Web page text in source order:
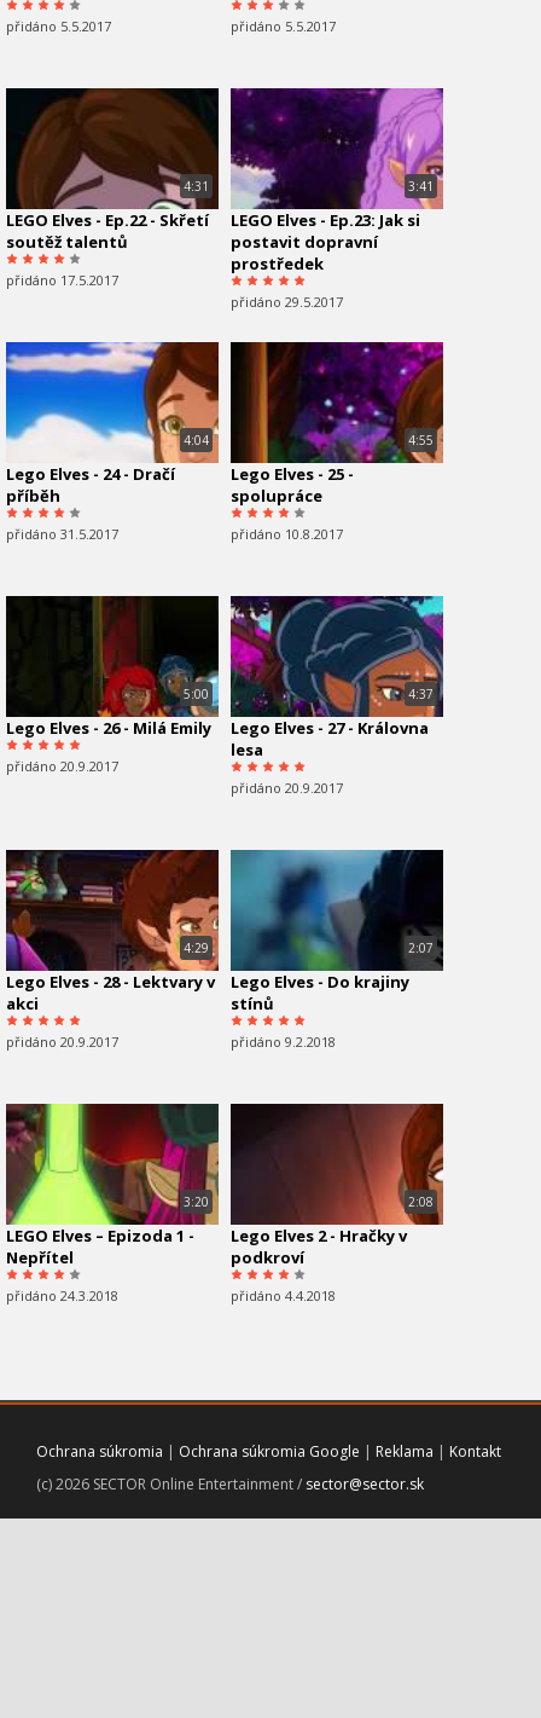
přidáno 5.5.2017 přidáno 5.5.2017
4:31
LEGO Elves - Ep.22 - Skřetí
soutěž talentů
přidáno 17.5.2017
3:41
LEGO Elves - Ep.23: Jak si
postavit dopravní
prostředek
přidáno 29.5.2017
4:04
Lego Elves - 24 - Dračí
příběh
přidáno 31.5.2017
4:55
Lego Elves - 25 -
spolupráce
přidáno 10.8.2017
5:00
Lego Elves - 26 - Milá Emily
přidáno 20.9.2017
4:37
Lego Elves - 27 - Královna
lesa
přidáno 20.9.2017
4:29
Lego Elves - 28 - Lektvary v
akci
přidáno 20.9.2017
2:07
Lego Elves - Do krajiny
stínů
přidáno 9.2.2018
3:20
LEGO Elves – Epizoda 1 -
Nepřítel
přidáno 24.3.2018
2:08
Lego Elves 2 - Hračky v
podkroví
přidáno 4.4.2018
Ochrana súkromia | Ochrana súkromia Google | Reklama | Kontakt
(c) 2026 SECTOR Online Entertainment / sector@sector.sk